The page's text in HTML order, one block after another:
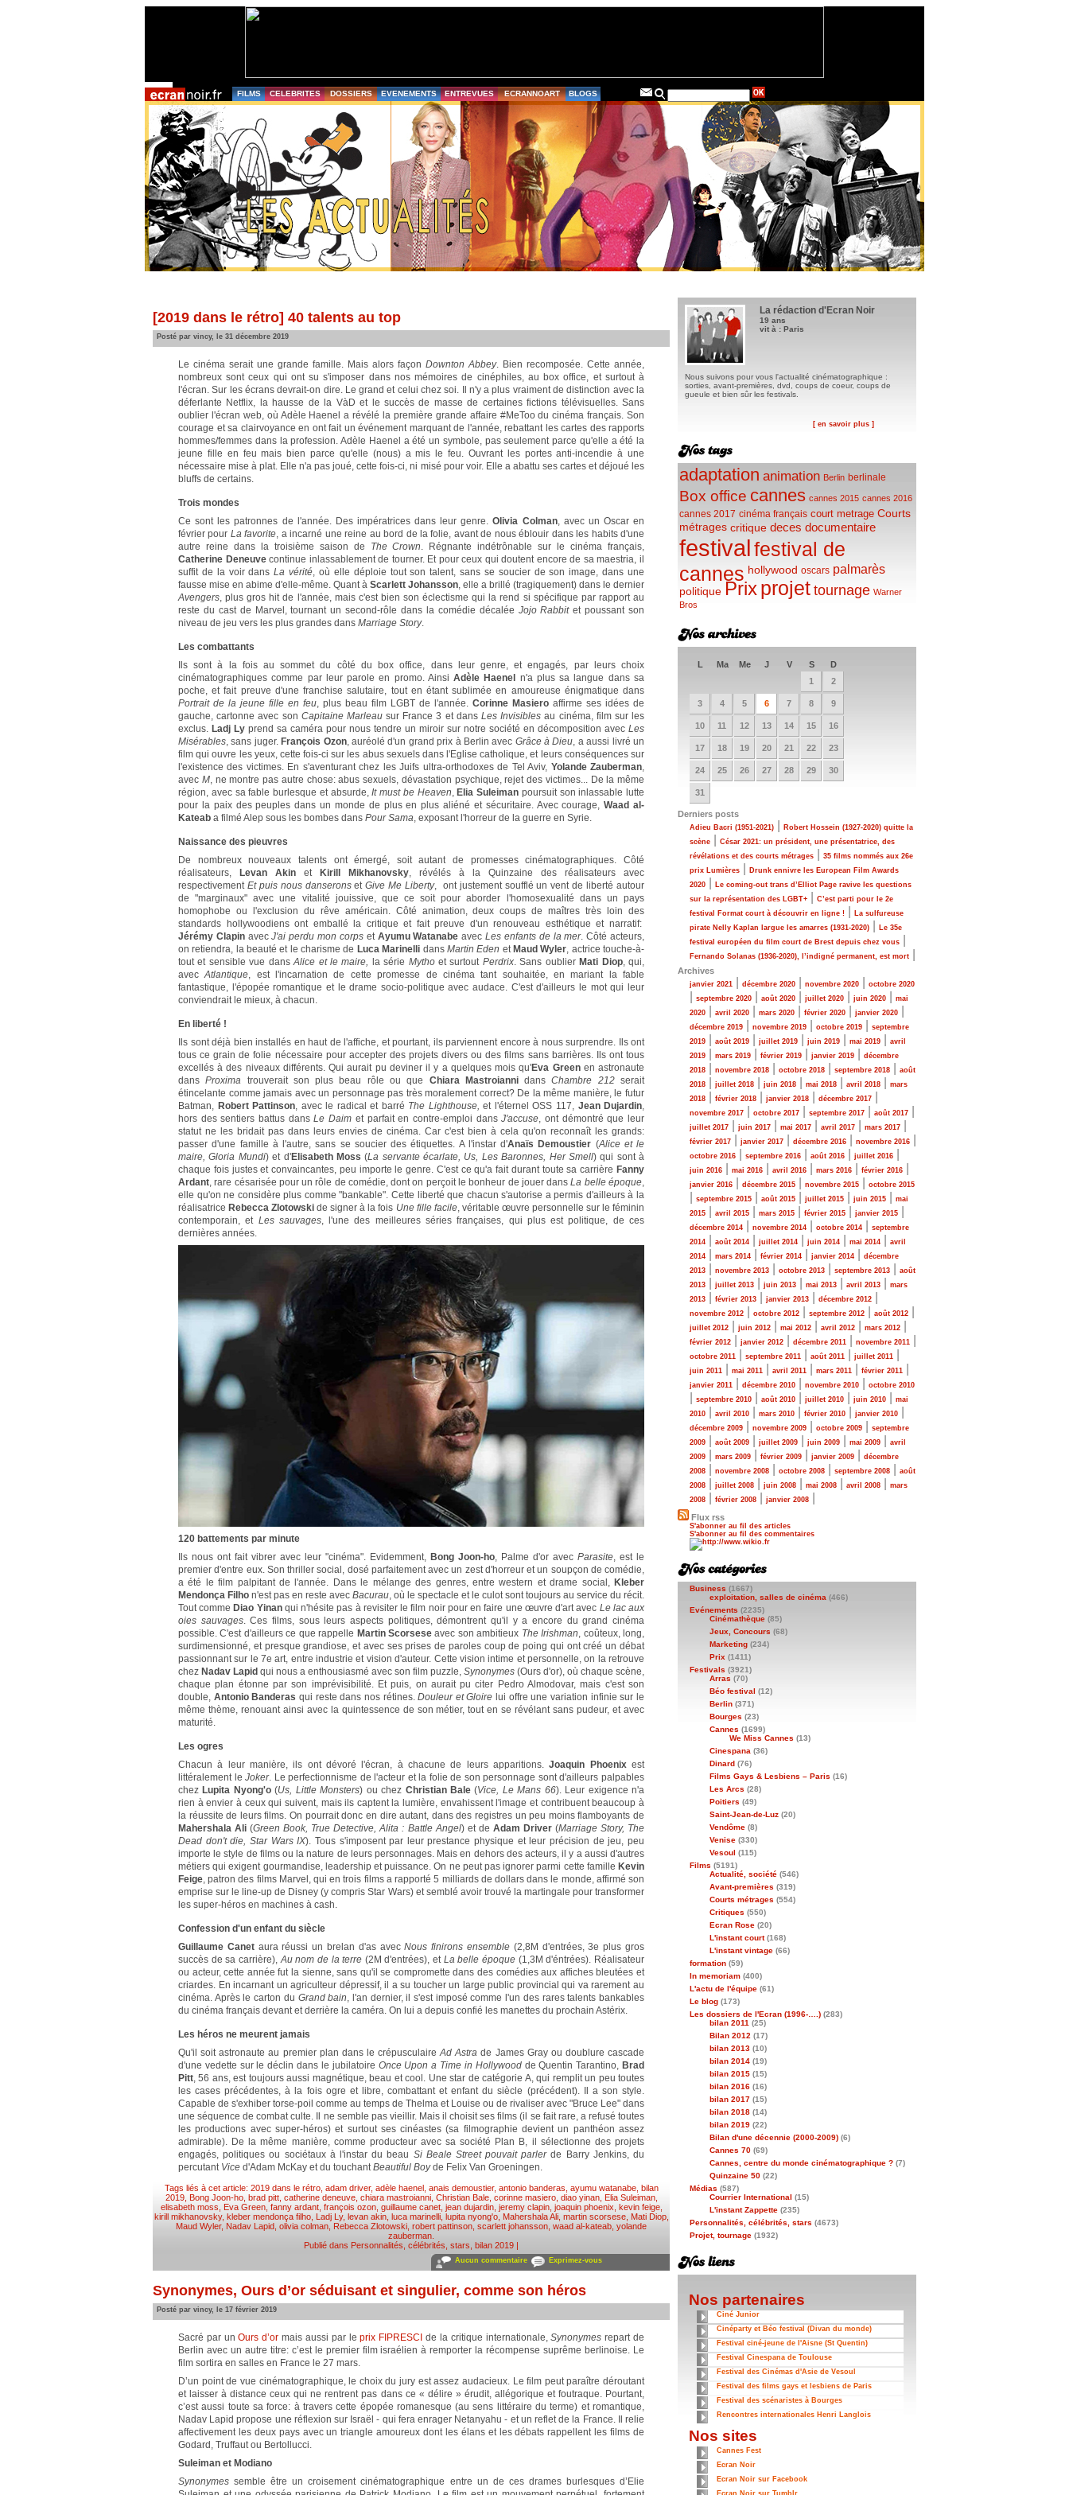
FILMS CELEBRITES DOSSIERS EVENEMENTS ENTREVUES ECRANNOART BLOGS
[2019 dans le rétro] 40 talents au top
Posté par vincy, le 31 décembre 2019
Le cinéma serait une grande famille. Mais alors façon Downton Abbey. Bien recomposée. Cette année,
nombreux sont ceux qui ont su s'imposer dans nos mémoires de cinéphiles, au box office, et surtout à
l'écran. Sur les écrans devrait-on dire. Le grand et celui chez soi. Il n'y a plus vraiment de distinction avec la
déferlante Netflix, la hausse de la VàD et le succès de masse de certaines fictions télévisuelles. Sans
oublier l'écran web, où Adèle Haenel a révélé la première grande affaire #MeToo du cinéma français. Son
courage et sa clairvoyance en ont fait un événement marquant de l'année, rebattant les cartes des rapports
hommes/femmes dans la profession. Adèle Haenel a été un symbole, pas seulement parce qu'elle a été la
jeune fille en feu mais bien parce qu'elle (nous) a mis le feu. Ouvrant les portes anti-incendie à une
nécessaire mise à plat. Elle n'a pas joué, cette fois-ci, ni misé pour voir. Elle a abattu ses cartes et déjoué les
bluffs de certains.
Trois mondes
Ce sont les patronnes de l'année. Des impératrices dans leur genre.Olivia Colman, avec un Oscar en
février pour La favorite, a incarné une reine au bord de la folie, avant de nous éblouir dans les habits d'une
autre reine dans la troisième saison de
The Crown. Régnante indétrônable sur le cinéma français,
Catherine Deneuvecontinue inlassablement de tourner. Et pour ceux qui doutent encore de sa maestria, il
suffit de la voir dansLa vérité, où elle déploie tout son talent, sans se soucier de son image, dans une
fausse mise en abime d'elle-même. Quant à Scarlett Johansson, elle a brillé (tragiquement) dans le dernier
Avengers, plus gros hit de l'année, mais c'est bien son éclectisme qui la rend si spécifique par rapport au
reste du cast de Marvel, tournant un second-rôle dans la comédie décalée Jojo Rabbitet poussant son
niveau de jeu vers les plus grandes dans Marriage Story.
Les combattants
Ils sont à la fois au sommet du côté du box office, dans leur genre, et engagés, par leurs choix
cinématographiques comme par leur parole en promo. AinsiAdèle Haenel
n'a plus sa langue dans sa
poche, et fait preuve d'une franchise salutaire, tout en étant sublimée en amoureuse énigmatique dans
Portrait de la jeune fille en feu, plus beau film LGBT de l'année. Corinne Masiero affirme ses idées de
gauche, cartonne avec son Capitaine Marleausur France 3 et dans Les Invisibles au cinéma, film sur les
exclus. Ladj Ly prend sa caméra pour nous tendre un miroir sur notre société en décomposition avec Les
Misérables, sans juger. François Ozon, auréolé d'un grand prix à Berlin avec Grâce à Dieu, a aussi livré un
film qui ouvre les yeux, cette fois-ci sur les abus sexuels dans l'Eglise catholique, et leurs conséquences sur
l'existence des victimes. En s'aventurant chez les Juifs ultra-orthodoxes de Tel Aviv, Yolande Zauberman,
avec M, ne montre pas autre chose: abus sexuels, dévastation psychique, rejet des victimes... De la même
région, avec sa fable burlesque et absurde,It must be Heaven, Elia Suleiman poursuit son inlassable lutte
pour la paix des peuples dans un monde de plus en plus aliéné et sécuritaire. Avec courage,Waad al-
Kateab a filmé Alep sous les bombes dans Pour Sama, exposant l'horreur de la guerre en Syrie.
Naissance des pieuvres
De nombreux nouveaux talents ont émergé, soit autant de promesses cinématographiques. Côté
réalisateurs,
Levan Akin et Kirill Mikhanovsky, révélés à la Quinzaine des réalisateurs avec
respectivement Et puis nous danseronsetGive Me Liberty, ont justement soufflé un vent de liberté autour
de "marginaux" avec une vitalité jouissive, que ce soit pour aborder l'homosexualité dans un pays
homophobe ou l'exclusion du rêve américain. Côté animation, deux coups de maîtres très loin des
standards hollywoodiens ont emballé la critique et fait preuve d'un renouveau esthétique et narratif:
Jérémy ClapinavecJ'ai perdu mon corpset Ayumu Watanabe avec Les enfants de la mer. Côté acteurs,
on retiendra, la beauté et le charisme de Luca Marinelli dans Martin Eden et Maud Wyler, actrice touche-à-
tout et sensible vue dansAlice et le maire, la série Mythoet surtout Perdrix. Sans oublier Mati Diop, qui,
avecAtlantique, est l'incarnation de cette promesse de cinéma tant souhaitée, en mariant la fable
fantastique, l'épopée romantique et le drame socio-politique avec audace. C'est d'ailleurs le mot qui leur
conviendrait le mieux, à chacun.
En liberté !
Ils sont déjà bien installés en haut de l'affiche, et pourtant, ils parviennent encore à nous surprendre. Ils ont
tous ce grain de folie nécessaire pour accepter des projets divers ou des films sans barrières. Ils ont tous
excellés à des niveaux différents. Qui aurait pu deviner il y a quelques mois qu'Eva Greenen astronaute
dansProxima trouverait son plus beau rôle ou que Chiara MastroiannidansChambre 212serait
étincelante comme jamais avec un personnage pas très moralement correct? De la même manière, le futur
Batman, Robert Pattinson, avec le radical et barré The Lighthouse, et l'éternel OSS 117, Jean Dujardin,
hors des sentiers battus dansLe Daim et parfait en contre-emploi dansJ'accuse, ont démontré que leur
statut ne les bridait pas dans leurs envies de cinéma. Car c'est bien à cela qu'on reconnaît les grands:
passer d'une famille à l'autre, sans se soucier des étiquettes. A l'instar d'Anaïs Demoustier (Alice et le
maire, Gloria Mundi) et d'Elisabeth Moss (La servante écarlate, Us, Les Baronnes, Her Smell) qui sont à
chaque fois justes et convaincantes, peu importe le genre. C'est ce qu'a fait durant toute sa carrière Fanny
Ardant, rare césarisée pour un rôle de comédie, dont on perçoit le bonheur de jouer dansLa belle époque,
elle qu'on ne considère plus comme "bankable". Cette liberté que chacun s'autorise a permis d'ailleurs à la
réalisatrice Rebecca Zlotowski de signer à la fois Une fille facile, véritable œuvre personnelle sur le féminin
contemporain, etLes sauvages, l'une des meilleures séries françaises, qui plus est politique, de ces
dernières années.
120 battements par minute
Ils nous ont fait vibrer avec leur "cinéma". Evidemment, Bong Joon-ho, Palme d'or avec Parasite, est le
premier d'entre eux. Son thriller social, dosé parfaitement avec un zest d'horreur et un soupçon de comédie,
a été le film palpitant de l'année. Dans le mélange des genres, entre western et drame social, Kleber
Mendonça Filho n'est pas en reste avec Bacurau, où le spectacle et le culot sont toujours au service du récit.
Tout comme Diao Yinan qui n'hésite pas à revisiter le film noir pour en faire une œuvre d'art avec Le lac aux
oies sauvages. Ces films, sous leurs aspects politiques, démontrent qu'il y a encore du grand cinéma
possible. C'est d'ailleurs ce que rappelle Martin Scorsese avec son ambitieux The Irishman, coûteux, long,
surdimensionné, et presque grandiose, et avec ses prises de paroles coup de poing qui ont créé un débat
passionnant sur le 7e art, entre industrie et vision d'auteur. Cette vision intime et personnelle, on la retrouve
chez Nadav Lapid qui nous a enthousiasmé avec son film puzzle, Synonymes (Ours d'or), où chaque scène,
chaque plan étonne par son imprévisibilité. Et puis, on aurait pu citer Pedro Almodovar, mais c'est son
double, Antonio Banderas qui reste dans nos rétines.Douleur et Gloire lui offre une variation infinie sur le
même thème, renouant ainsi avec la quintessence de son métier, tout en se révélant sans pudeur, et avec
maturité.
Les ogres
Chacun à leur manière, ils ont dévoré l'écran, à chacune de leurs apparitions.Joaquin Phoenixest
littéralement leJoker. Le perfectionnisme de l'acteur et la folie de son personnage sont d'ailleurs palpables
chez Lupita Nyong'o(Us, Little Monsters) ou chez Christian Bale(Vice, Le Mans 66). Leur exigence n'a
rien à envier à ceux qui suivent, mais ils captent la lumière, envahissent l'image et contribuent beaucoup à
la réussite de leurs films. On pourrait donc en dire autant, dans des registres un peu moins flamboyants de
Mahershala Ali (Green Book, True Detective, Alita : Battle Angel) et de Adam Driver(Marriage Story, The
Dead don't die, Star Wars IX). Tous s'imposent par leur prestance physique et leur précision de jeu, peu
importe le style de films ou la nature de leurs personnages. Mais en dehors des acteurs, il y a aussi d'autres
métiers qui exigent gourmandise, leadership et puissance. On ne peut pas ignorer parmi cette famille Kevin
Feige, patron des films Marvel, qui en trois films a rapporté 5 milliards de dollars dans le monde, affirmé son
emprise sur le line-up de Disney (y compris Star Wars) et semblé avoir trouvé la martingale pour transformer
les super-héros en machines à cash.
Confession d'un enfant du siècle
Guillaume Canetaura réussi un brelan d'as avecNous finirons ensemble (2,8M d'entrées, 3e plus gros
succès de sa carrière),Au nom de la terre (2M d'entrées), et La belle époque (1,3M d'éntrées). Réalisateur
ou acteur, cette année fut la sienne, sans qu'il se compromette dans des comédies aux affiches bleutées et
criardes. En incarnant un agriculteur dépressif, il a su toucher un large public provincial qui va rarement au
cinéma. Après le carton du Grand bain, l'an dernier, il s'est imposé comme l'un des rares talents bankables
du cinéma français devant et derrière la caméra. On lui a depuis confié les manettes du prochain Astérix.
Les héros ne meurent jamais
Qu'il soit astronaute au premier plan dans le crépusculaireAd Astra de James Gray ou doublure cascade
d'une vedette sur le déclin dans le jubilatoire Once Upon a Time in Hollywoodde Quentin Tarantino, Brad
Pitt, 56 ans, est toujours aussi magnétique, beau et cool. Une star de catégorie A, qui remplit un peu toutes
les cases précédentes, à la fois ogre et libre, combattant et enfant du siècle (précédent). Il a son style.
Capable de s'exhiber torse-poil comme au temps de Thelma et Louise ou de rivaliser avec "Bruce Lee" dans
une séquence de combat culte. Il ne semble pas vieillir. Mais il choisit ses films (il se fait rare, a refusé toutes
les productions avec super-héros) et surtout ses cinéastes (sa filmographie devient un panthéon assez
admirable). De la même manière, comme producteur avec sa société Plan B, il sélectionne des projets
engagés, politiques ou sociétaux à l'instar du beau Si Beale Street pouvait parlerde Barry Jenkins, du
percutant Vice d'Adam McKay et du touchantBeautiful Boyde Felix Van Groeningen.
Tags liés à cet article: 2019 dans le rétro, adam driver, adèle haenel, anais demoustier, antonio banderas ayumu watanabe, bilan
2019, Bong Joon-ho, brad pitt, catherine deneuve, chiara mastroianni, Christian Bale, corinne masiero, diao yinan, Elia Suleiman,
elisabeth moss Eva Green, fanny ardant, françois ozon, guillaume canet, jean dujardin, jeremy clapin, joaquin phoenix kevin feige,
kirill mikhanovsky, kleber mendonça filho, Ladj Ly, levan akin, luca marinelli, lupita nyong'o, Mahershala Ali, martin scorsese, Mati Diop,
Maud Wyler, Nadav Lapid olivia colman Rebecca Zlotowski robert pattinson scarlett johansson waad al-kateab yolande
zauberman
Publié dans Personnalités, célébrités, stars bilan 2019 |
Aucun commentaire Exprimez-vous
Synonymes, Ours d’or séduisant et singulier, comme son héros
Posté par vincy, le 17 février 2019
Sacré par unOurs d’or mais aussi par leprix FIPRESCI de la critique internationale,Synonymes repart de
Berlin avec un autre titre: c’est le premier film israélien à remporter la récompense suprême berlinoise. Le
film sortira en salles en France le 27 mars.
D’un point de vue cinématographique, le choix du jury est assez audacieux. Le film peut paraître déroutant
et laisser à distance ceux qui ne rentrent pas dans ce « délire » érudit, allégorique et foutraque. Pourtant,
c’est aussi toute sa force: à travers cette épopée romanesque (au sens littéraire du terme) et romantique,
Nadav Lapid propose une réflexion sur Israël - qui fera enrager Netanyahu - et un reflet de la France. Il relie
affectivement les deux pays avec un triangle amoureux dont les élans et les débats rappellent les films de
Godard, Truffaut ou Bertollucci.
Suleiman et Modiano
Synonymes semble être un croisement cinématographique entre un de ces drames burlesques d’Elie
La rédaction d'Ecran Noir
19 ans
vit à : Paris
Nous suivons pour vous l'actualité cinématographique :
sorties, avant-premières, dvd, coups de coeur, coups de
gueule et bien sûr les festivals.
[ en savoir plus ]
adaptation animation Berlin berlinale
Box office cannes cannes 2015 cannes 2016
cannes 2017 cinéma français court metrage Courts
métrages critique deces documentaire
festivalfestival de
cannes hollywood oscars palmarès
politique Prixprojet tournage Warner
Bros
L Ma Me J V S
D
1
2
3 4 5 6 7 8 9
10 11 12 13 14 15 16
17 18 19 20 21 22 23
24 25 26 27 28 29 30
31
Derniers posts
Adieu Bacri (1951-2021)
Robert Hossein (1927-2020) quitte la
scène
César 2021: un président, une présentatrice, des
révélations et des courts métrages
35 films nommés aux 26e
prix Lumières
Drunk ennivre les European Film Awards
2020
Le coming-out trans d’Elliot Page ravive les questions
sur la représentation des LGBT+
C’est parti pour le 2e
festival Format court à découvrir en ligne !
La sulfureuse
pirate Nelly Kaplan largue les amarres (1931-2020)
Le 35e
festival européen du film court de Brest depuis chez vous
Fernando Solanas (1936-2020), l’indigné permanent, est mort
Archives
janvier 2021 décembre 2020 novembre 2020 octobre 2020
septembre 2020 août 2020 juillet 2020 juin 2020
mai
2020
avril 2020 mars 2020 février 2020 janvier 2020
décembre 2019 novembre 2019 octobre 2019
septembre
2019
août 2019 juillet 2019 juin 2019 mai 2019
avril
2019
mars 2019 février 2019 janvier 2019
décembre
2018
novembre 2018 octobre 2018 septembre 2018
août
2018
juillet 2018 juin 2018 mai 2018 avril 2018
mars
2018
février 2018 janvier 2018 décembre 2017
novembre 2017 octobre 2017 septembre 2017 août 2017
juillet 2017 juin 2017 mai 2017 avril 2017 mars 2017
février 2017 janvier 2017 décembre 2016 novembre 2016
octobre 2016 septembre 2016 août 2016 juillet 2016
juin 2016 mai 2016 avril 2016 mars 2016 février 2016
janvier 2016 décembre 2015 novembre 2015 octobre 2015
septembre 2015 août 2015 juillet 2015 juin 2015
mai
2015
avril 2015 mars 2015 février 2015 janvier 2015
décembre 2014 novembre 2014 octobre 2014
septembre
2014
août 2014 juillet 2014 juin 2014 mai 2014
avril
2014
mars 2014 février 2014 janvier 2014
décembre
2013
novembre 2013 octobre 2013 septembre 2013
août
2013
juillet 2013 juin 2013 mai 2013 avril 2013
mars
2013
février 2013 janvier 2013 décembre 2012
novembre 2012 octobre 2012 septembre 2012 août 2012
juillet 2012 juin 2012 mai 2012 avril 2012 mars 2012
février 2012 janvier 2012 décembre 2011 novembre 2011
octobre 2011 septembre 2011 août 2011 juillet 2011
juin 2011 mai 2011 avril 2011 mars 2011 février 2011
janvier 2011 décembre 2010 novembre 2010 octobre 2010
septembre 2010 août 2010 juillet 2010 juin 2010
mai
2010
avril 2010 mars 2010 février 2010 janvier 2010
décembre 2009 novembre 2009 octobre 2009
septembre
2009
août 2009 juillet 2009 juin 2009 mai 2009
avril
2009
mars 2009 février 2009 janvier 2009
décembre
2008
novembre 2008 octobre 2008 septembre 2008
août
2008
juillet 2008 juin 2008 mai 2008 avril 2008
mars
2008
février 2008 janvier 2008
Flux rss
S'abonner au fil des articles
S'abonner au fil des commentaires
Business (1667)
exploitation, salles de cinéma (466)
Evénements (2235)
Cinémathèque (85)
Jeux, Concours (68)
Marketing (234)
Prix (1411)
Festivals (3921)
Arras (70)
Béo festival (12)
Berlin (371)
Bourges (23)
Cannes (1699)
We Miss Cannes (13)
Cinespana (36)
Dinard (76)
Films Gays & Lesbiens – Paris (16)
Les Arcs (28)
Poitiers (49)
Saint-Jean-de-Luz (20)
Vendôme (8)
Venise (330)
Vesoul (115)
Films (5191)
Actualité, société (546)
Avant-premières (319)
Courts métrages (554)
Critiques (550)
Ecran Rose (20)
L'instant court(168)
L'instant vintage (66)
formation (59)
In memoriam (400)
L'actu de l'équipe (61)
Le blog (173)
Les dossiers de l'Ecran (1996-….) (283)
bilan 2011 (25)
Bilan 2012 (17)
bilan 2013 (10)
bilan 2014 (19)
bilan 2015 (15)
bilan 2016 (16)
bilan 2017 (15)
bilan 2018 (14)
bilan 2019 (22)
Bilan d'une décennie (2000-2009) (6)
Cannes 70 (69)
Cannes, centre du monde cinématographique ? (7)
Quinzaine 50 (22)
Médias (587)
Courrier International (15)
L'instant Zappette (235)
Personnalités, célébrités, stars (4673)
Projet, tournage (1932)
Nos partenaires
Ciné Junior
Cinéparty et Béo festival (Divan du monde)
Festival ciné-jeune de l'Aisne (St Quentin)
Festival Cinespana de Toulouse
Festival des Cinémas d'Asie de Vesoul
Festival des films gays et lesbiens de Paris
Festival des scénaristes à Bourges
Rencontres internationales Henri Langlois
Nos sites
Cannes Fest
Ecran Noir
Ecran Noir sur Facebook
Ecran Noir sur Tumblr